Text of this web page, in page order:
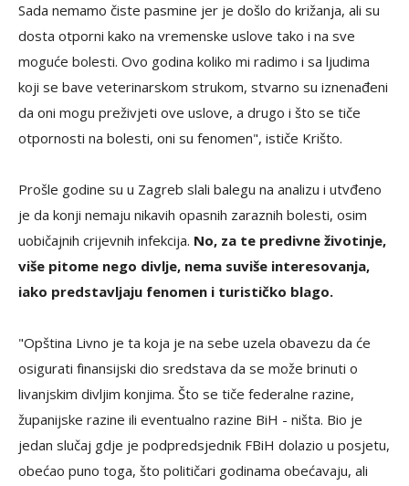
Sada nemamo čiste pasmine jer je došlo do križanja, ali su
dosta otporni kako na vremenske uslove tako i na sve
moguće bolesti. Ovo godina koliko mi radimo i sa ljudima
koji se bave veterinarskom strukom, stvarno su iznenađeni
da oni mogu preživjeti ove uslove, a drugo i što se tiče
otpornosti na bolesti, oni su fenomen", ističe Krišto.
Prošle godine su u Zagreb slali balegu na analizu i utvđeno
je da konji nemaju nikavih opasnih zaraznih bolesti, osim
uobičajnih crijevnih infekcija. No, za te predivne životinje,
više pitome nego divlje, nema suviše interesovanja,
iako predstavljaju fenomen i turističko blago.
"Opština Livno je ta koja je na sebe uzela obavezu da će
osigurati finansijski dio sredstava da se može brinuti o
livanjskim divljim konjima. Što se tiče federalne razine,
županijske razine ili eventualno razine BiH - ništa. Bio je
jedan slučaj gdje je podpredsjednik FBiH dolazio u posjetu,
obećao puno toga, što političari godinama obećavaju, ali